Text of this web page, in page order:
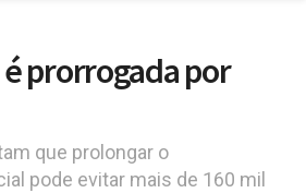
prorrogada por
que prolongar o
pode evitar mais de 160 mil